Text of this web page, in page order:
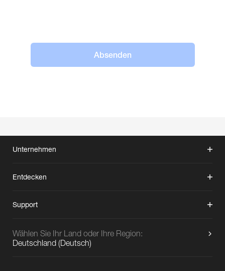
Absenden
Unternehmen
Entdecken
Support
Wählen Sie Ihr Land oder Ihre Region:
Deutschland (Deutsch)